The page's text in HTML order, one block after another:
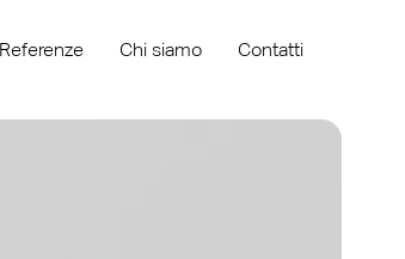
Referenze Chi siamo Contatti